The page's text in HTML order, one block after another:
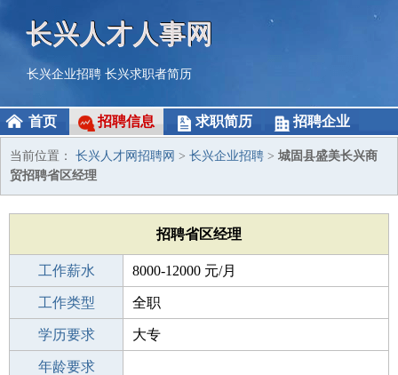
长兴人才人事网
长兴企业招聘 长兴求职者简历
首页 招聘信息 求职简历 招聘企业
当前位置： 长兴人才网招聘网 > 长兴企业招聘 > 城固县盛美长兴商
贸招聘省区经理
招聘省区经理
工作薪水 8000-12000 元/月
招聘人数 1人
工作类型 全职
性别要求 -
学历要求 大专
工作经验
年龄要求